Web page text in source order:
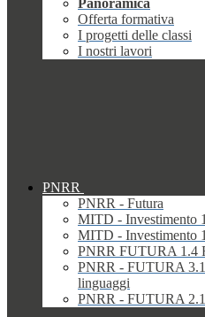
Panoramica
Offerta formativa
I progetti delle classi
I nostri lavori
PNRR
PNRR - Futura
MITD - Investimento
MITD - Investimento
PNRR FUTURA 1.4
PNRR - FUTURA
linguaggi
PNRR - FUTURA